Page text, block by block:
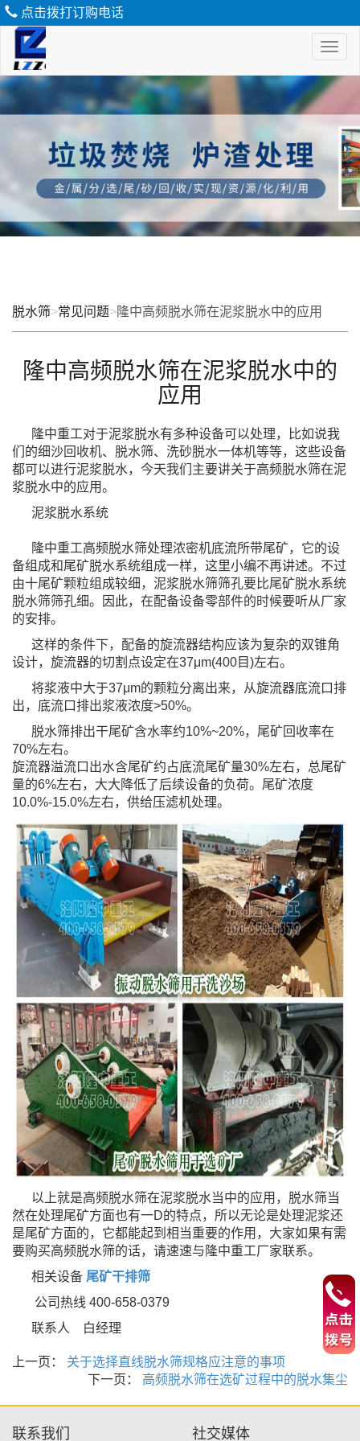
点击拨打订购电话
脱
水
脱水筛>常见问题>隆中高频脱水筛在泥浆脱水中的应用
隆中高频脱水筛在泥浆脱水中的
应用
隆中重工对于泥浆脱水有多种设备可以处理，比如说我
们的细沙回收机、脱水筛、洗砂脱水一体机等等，这些设备
都可以进行泥浆脱水，今天我们主要讲关于高频脱水筛在泥
浆脱水中的应用。
泥浆脱水系统
隆中重工高频脱水筛处理浓密机底流所带尾矿，它的设
备组成和尾矿脱水系统组成一样，这里小编不再讲述。不过
由十尾矿颗粒组成较细，泥浆脱水筛筛孔要比尾矿脱水系统
脱水筛筛孔细。因此，在配备设备零部件的时候要听从厂家
的安排。
这样的条件下，配备的旋流器结构应该为复杂的双锥角
设计，旋流器的切割点设定在37μm(400目)左右。
将浆液中大于37μm的颗粒分离出来，从旋流器底流口排
出，底流口排出浆液浓度>50%。
脱水筛排出干尾矿含水率约10%~20%，尾矿回收率在
70%左右。
旋流器溢流口出水含尾矿约占底流尾矿量30%左右，总尾矿
量的6%左右，大大降低了后续设备的负荷。 尾矿浓度
10.0%-15.0%左右，供给压滤机处理。
以上就是高频脱水筛在泥浆脱水当中的应用，脱水筛当
然在处理尾矿方面也有一D的特点，所以无论是处理泥浆还
是尾矿方面的，它都能起到相当重要的作用，大家如果有需
要购买高频脱水筛的话，请速速与隆中重工厂家联系。
相关设备 尾矿干排筛
公司热线 400-658-0379
联系人 白经理
上一页：
关于选择直线脱水筛规格应注意的事项
下一页：
高频脱水筛在选矿过程中的脱水集尘
联系我们 社交媒体